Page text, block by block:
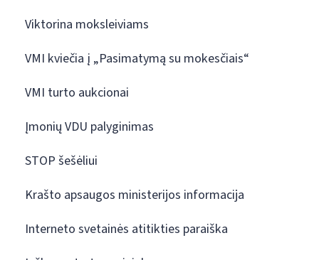
Viktorina moksleiviams
VMI kviečia į „Pasimatymą su mokesčiais“
VMI turto aukcionai
Įmonių VDU palyginimas
STOP šešėliui
Krašto apsaugos ministerijos informacija
Interneto svetainės atitikties paraiška